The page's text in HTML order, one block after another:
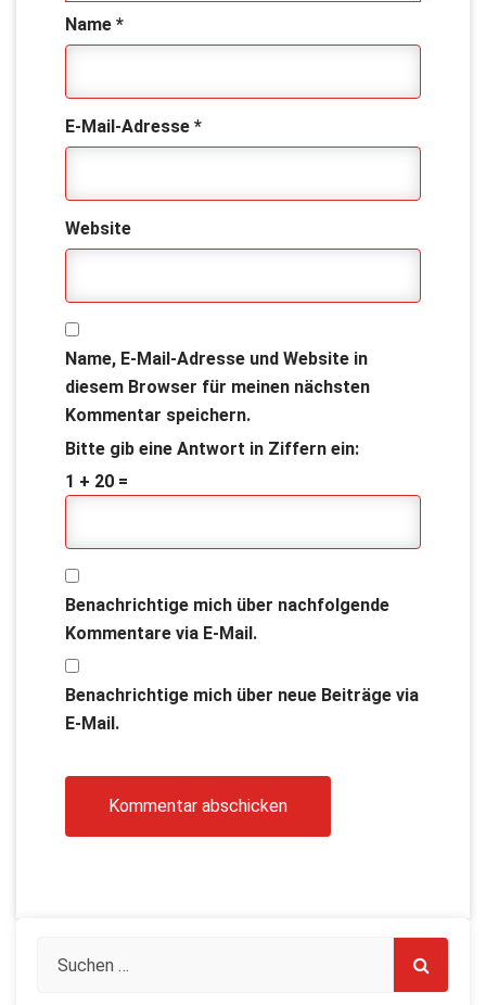
Name *
E-Mail-Adresse *
Website
Name, E-Mail-Adresse und Website in
diesem Browser für meinen nächsten
Kommentar speichern.
Bitte gib eine Antwort in Ziffern ein:
1 + 20 =
Benachrichtige mich über nachfolgende
Kommentare via E-Mail.
Benachrichtige mich über neue Beiträge via
E-Mail.